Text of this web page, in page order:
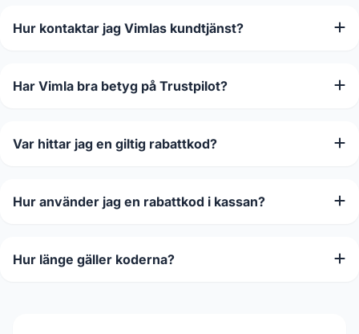
Hur kontaktar jag Vimlas kundtjänst?
Har Vimla bra betyg på Trustpilot?
Var hittar jag en giltig rabattkod?
Hur använder jag en rabattkod i kassan?
Hur länge gäller koderna?